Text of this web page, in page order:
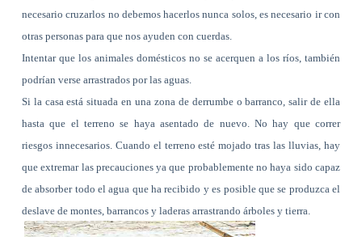
necesario cruzarlos no debemos hacerlos nunca solos, es necesario ir con
otras personas para que nos ayuden con cuerdas.
Intentar que los animales domésticos no se acerquen a los ríos, también
podrían verse arrastrados por las aguas.
Si la casa está situada en una zona de derrumbe o barranco, salir de ella
hasta que el terreno se haya asentado de nuevo. No hay que correr
riesgos innecesarios. Cuando el terreno esté mojado tras las lluvias, hay
que extremar las precauciones ya que probablemente no haya sido capaz
de absorber todo el agua que ha recibido y es posible que se produzca el
deslave de montes, barrancos y laderas arrastrando árboles y tierra.